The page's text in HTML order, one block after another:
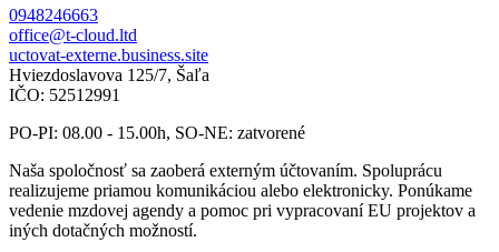
0948246663
office@t-cloud.ltd
uctovat-externe.business.site
Hviezdoslavova 125/7, Šaľa
IČO: 52512991
PO-PI: 08.00 - 15.00h, SO-NE: zatvorené
Naša spoločnosť sa zaoberá externým účtovaním. Spoluprácu
realizujeme priamou komunikáciou alebo elektronicky. Ponúkame
vedenie mzdovej agendy a pomoc pri vypracovaní EU projektov a
iných dotačných možností.